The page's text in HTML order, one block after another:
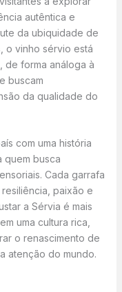
autêntica e
da ubiquidade de
o vinho sérvio está
de forma análoga à
buscam
da qualidade do
com uma história
quem busca
Cada garrafa
paixão e
a Sérvia é mais
uma cultura rica,
o renascimento de
atenção do mundo.